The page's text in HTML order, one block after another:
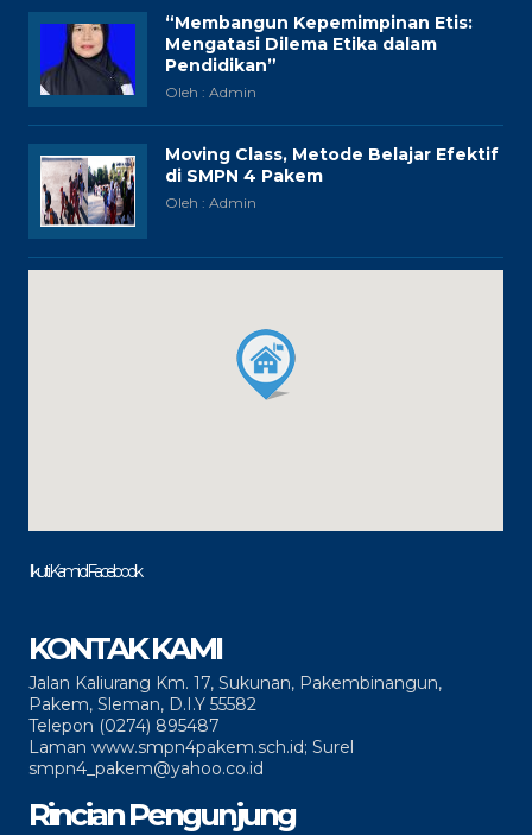
“Membangun Kepemimpinan Etis:
Mengatasi Dilema Etika dalam
Pendidikan”
Oleh : Admin
Moving Class, Metode Belajar Efektif
di SMPN 4 Pakem
Oleh : Admin
Ikuti Kami di Facebook
KONTAK KAMI
Jalan Kaliurang Km. 17, Sukunan, Pakembinangun,
Pakem, Sleman, D.I.Y 55582
Telepon (0274) 895487
Laman www.smpn4pakem.sch.id; Surel
smpn4_pakem@yahoo.co.id
Rincian Pengunjung